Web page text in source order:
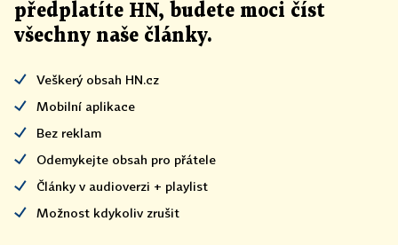
předplatíte HN, budete moci číst
všechny naše články.
Veškerý obsah HN.cz
Mobilní aplikace
Bez reklam
Odemykejte obsah pro přátele
Články v audioverzi + playlist
Možnost kdykoliv zrušit